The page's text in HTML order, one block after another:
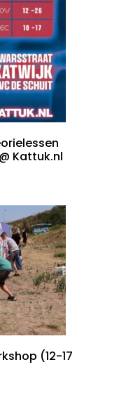
Kattuk.nl
(12-17